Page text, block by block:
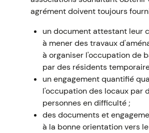
agrément doivent toujours
un document attestant leur
à mener des travaux
à organiser l'occupation de
par des résidents
un engagement quantifié
l'occupation des locaux par
personnes en difficulté ;
des documents et
à la bonne orientation vers